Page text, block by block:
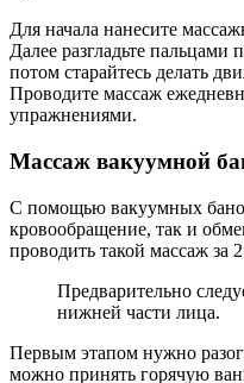
Для начала нанесите
Далее разгладьте
потом старайтесь делать
Проводите массаж
упражнениями.
Массаж вакуумной
С помощью вакуумных
кровообращение, так и
проводить такой массаж за
Предварительно
нижней части лица.
Первым этапом нужно
можно принять горячую